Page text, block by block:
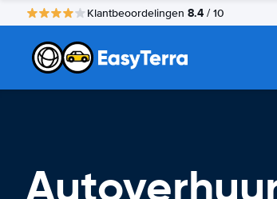
Klantbeoordelingen 8.4 / 10